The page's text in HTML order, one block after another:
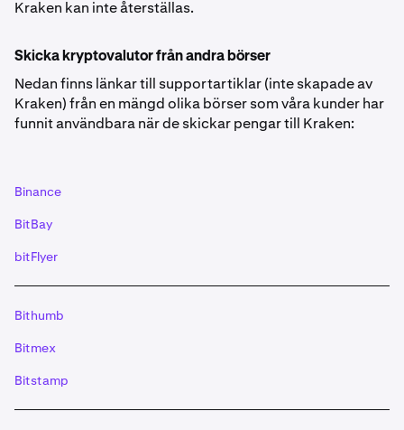
Kraken kan inte återställas.
Skicka kryptovalutor från andra börser
Nedan finns länkar till supportartiklar (inte skapade av
Kraken) från en mängd olika börser som våra kunder har
funnit användbara när de skickar pengar till Kraken:
Binance
BitBay
bitFlyer
Bithumb
Bitmex
Bitstamp